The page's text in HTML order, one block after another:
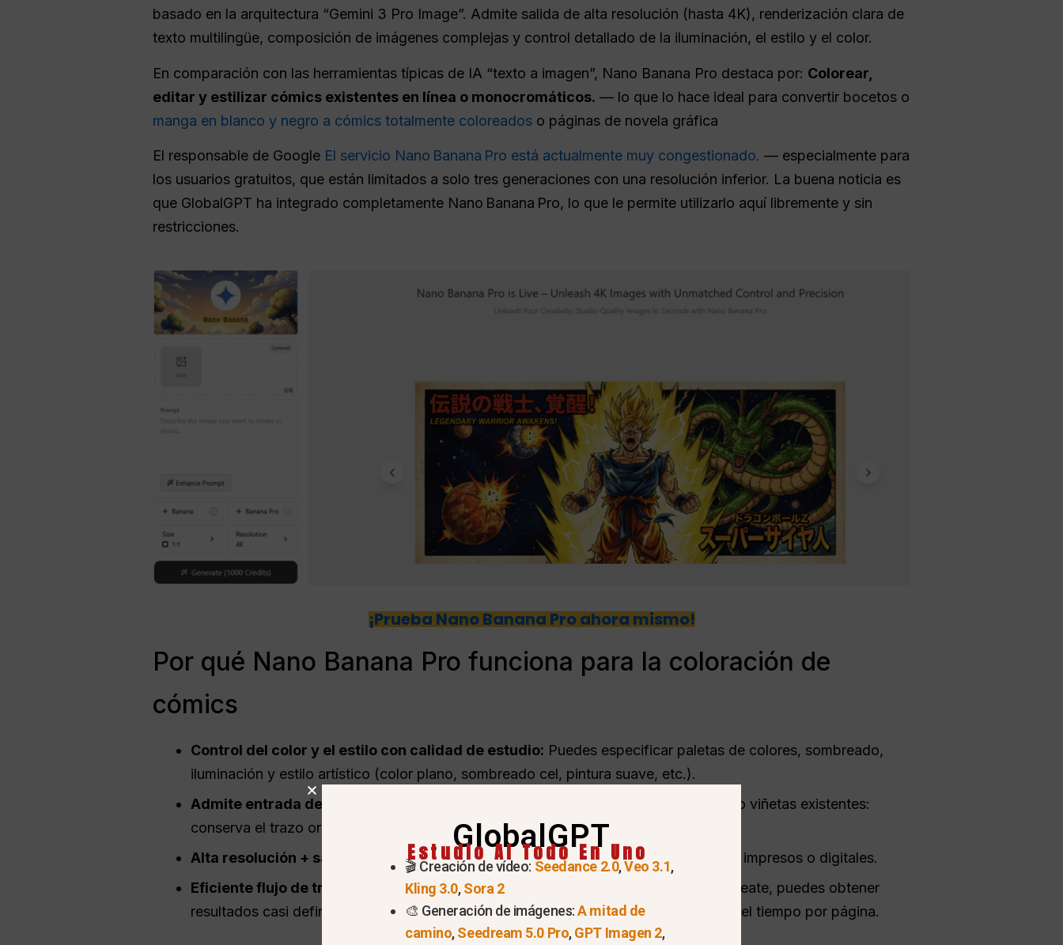
basado en la arquitectura “Gemini 3 Pro Image”. Admite salida de alta resolución (hasta 4K), renderización clara de
texto multilingüe, composición de imágenes complejas y control detallado de la iluminación, el estilo y el color.
En comparación con las herramientas típicas de IA “texto a imagen”, Nano Banana Pro destaca por: Colorear,
editar y estilizar cómics existentes en línea o monocromáticos. — lo que lo hace ideal para convertir bocetos o
manga en blanco y negro a cómics totalmente coloreados o páginas de novela gráfica
El responsable de Google El servicio Nano Banana Pro está actualmente muy congestionado. — especialmente para
los usuarios gratuitos, que están limitados a solo tres generaciones con una resolución inferior. La buena noticia es
que GlobalGPT ha integrado completamente Nano Banana Pro, lo que le permite utilizarlo aquí libremente y sin
restricciones.
¡Prueba Nano Banana Pro ahora mismo!
Por qué Nano Banana Pro funciona para la coloración de
cómics
Control del color y el estilo con calidad de estudio: Puedes especificar paletas de colores, sombreado,
iluminación y estilo artístico (color plano, sombreado cel, pintura suave, etc.).
Admite entrada de múltiples imágenes/referencias:
Ideal para colorear dibujos o viñetas existentes:
conserva el trazo original mientras añades color y sombreado.
Alta resolución + salida flexible:Genera imágenes 2K/4K, adecuadas para cómics impresos o digitales.
Eficienteflujo de trabajo
En lugar de colorear manualmente en Photoshop o Procreate, puedes obtener
resultados casi definitivos con una o dos indicaciones, lo que reduce drásticamente el tiempo por página.
GlobalGPT
Estudio AI Todo En Uno
🎬 Creación de vídeo: Seedance 2.0,Veo 3.1,
Kling 3.0,Sora 2
🎨 Generación de imágenes:A mitad de
camino,Seedream 5.0 Pro,GPT Imagen 2,